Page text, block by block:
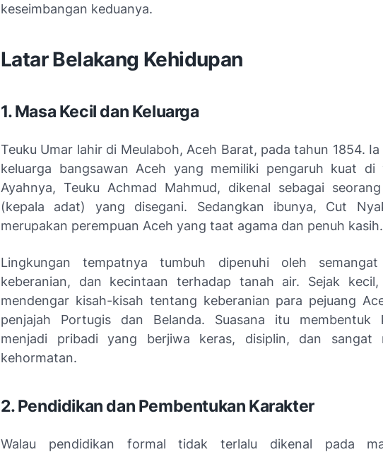
keseimbangan keduanya.
Latar Belakang Kehidupan
1. Masa Kecil dan Keluarga
Teuku Umar lahir di Meulaboh, Aceh Barat, pada tahun 1854.
keluarga bangsawan Aceh yang memiliki pengaruh kuat di
Ayahnya, Teuku Achmad Mahmud, dikenal sebagai
(kepala adat) yang disegani. Sedangkan ibunya, Cut
merupakan perempuan Aceh yang taat agama dan penuh kasih.
Lingkungan tempatnya tumbuh dipenuhi oleh semangat
keberanian, dan kecintaan terhadap tanah air. Sejak
mendengar kisah-kisah tentang keberanian para pejuang
penjajah Portugis dan Belanda. Suasana itu membentuk
menjadi pribadi yang berjiwa keras, disiplin, dan sangat
kehormatan.
2. Pendidikan dan Pembentukan Karakter
Walau pendidikan formal tidak terlalu dikenal pada